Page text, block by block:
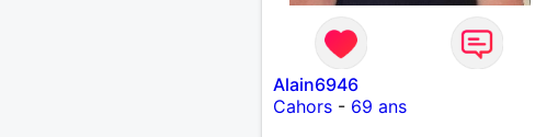
Alain6946
Cahors- 69 ans